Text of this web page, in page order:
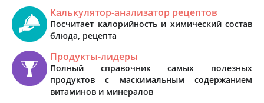
Калькулятор-анализатор рецептов
Посчитает калорийность и химический состав
блюда, рецепта
Продукты-лидеры
Полный справочник самых полезных
продуктов с маскимальным содержанием
витаминов и минералов